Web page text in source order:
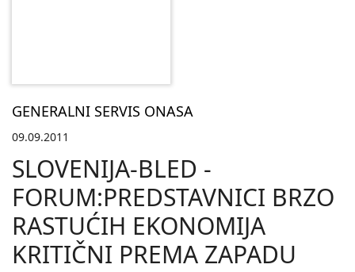
GENERALNI SERVIS ONASA
09.09.2011
SLOVENIJA-BLED -
FORUM:PREDSTAVNICI BRZO
RASTUĆIH EKONOMIJA
KRITIČNI PREMA ZAPADU